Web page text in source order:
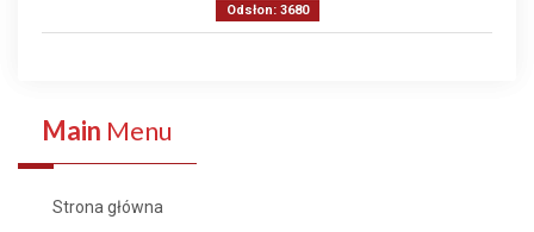
Odsłon: 3680
Main Menu
Strona główna